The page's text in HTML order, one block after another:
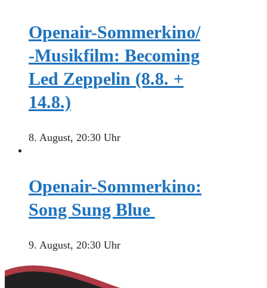
Openair-Sommerkino/
-Musikfilm: Becoming
Led Zeppelin (8.8. +
14.8.)
8. August, 20:30 Uhr
Openair-Sommerkino:
Song Sung Blue
9. August, 20:30 Uhr